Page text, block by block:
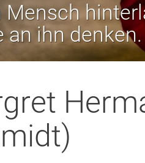
Mensch
an ihn denken.